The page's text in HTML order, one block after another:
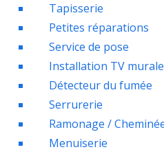
Tapisserie
Petites réparations
Service de pose
Installation TV murale
Détecteur du fumée
Serrurerie
Ramonage /
Menuiserie